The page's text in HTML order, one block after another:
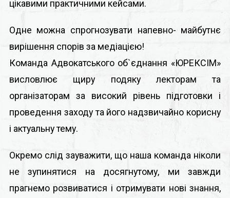
цікавими практичними кейсами.
Одне можна спрогнозувати напевно- майбутнє
вирішення спорів за медіацією!
Команда Адвокатського об`єднання «ЮРЕКСІМ»
висловлює щиру подяку лекторам та
організаторам за високий рівень підготовки і
проведення заходу та його надзвичайно корисну
і актуальну тему.
Окремо слід зауважити, що наша команда ніколи
не зупинятися на досягнутому, ми завжди
прагнемо розвиватися і отримувати нові знання,